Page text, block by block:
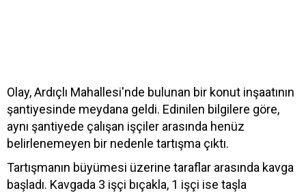
Olay, Ardıçlı Mahallesi'nde bulunan bir konut inşaatının
şantiyesinde meydana geldi. Edinilen bilgilere göre,
aynı şantiyede çalışan işçiler arasında henüz
belirlenemeyen bir nedenle tartışma çıktı.
Tartışmanın büyümesi üzerine taraflar arasında kavga
başladı. Kavgada 3 işçi bıçakla, 1 işçi ise taşla